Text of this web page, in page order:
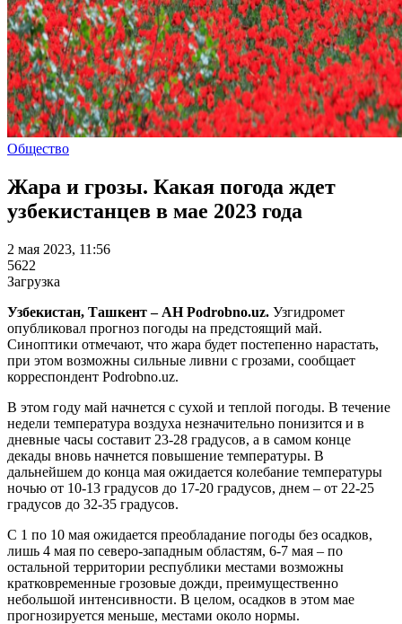
Общество
Жара и грозы. Какая погода ждет
узбекистанцев в мае 2023 года
2 мая 2023, 11:56
5622
Загрузка
Узбекистан, Ташкент – АН Podrobno.uz. Узгидромет
опубликовал прогноз погоды на предстоящий май.
Синоптики отмечают, что жара будет постепенно нарастать,
при этом возможны сильные ливни с грозами, сообщает
корреспондент Podrobno.uz.
В этом году май начнется с сухой и теплой погоды. В течение
недели температура воздуха незначительно понизится и в
дневные часы составит 23-28 градусов, а в самом конце
декады вновь начнется повышение температуры. В
дальнейшем до конца мая ожидается колебание температуры
ночью от 10-13 градусов до 17-20 градусов, днем – от 22-25
градусов до 32-35 градусов.
С 1 по 10 мая ожидается преобладание погоды без осадков,
лишь 4 мая по северо-западным областям, 6-7 мая – по
остальной территории республики местами возможны
кратковременные грозовые дожди, преимущественно
небольшой интенсивности. В целом, осадков в этом мае
прогнозируется меньше, местами около нормы.